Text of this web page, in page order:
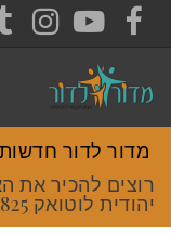
FACEBOOK
YOUTUBE
מדור לדור
רוצים להכיר את
יהודית לוטואק 054-7388825.